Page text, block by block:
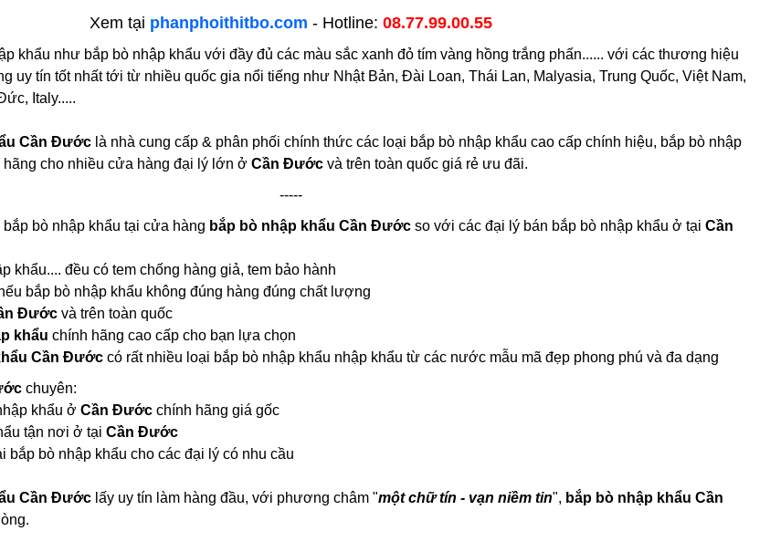
Xem tại phanphoithitbo.com - Hotline:08.77.99.00.55
khẩu như bắp bò nhập khẩu với đầy đủ các màu sắc xanh đỏ tím vàng hồng trắng phấn...... với các thương hiệu
uy tín tốt nhất tới từ nhiều quốc gia nổi tiếng như Nhật Bản, Đài Loan, Thái Lan, Malyasia, Trung Quốc, Việt Nam,
Italy.....
Cần Đướclà nhà cung cấp & phân phối chính thức các loại bắp bò nhập khẩu cao cấp chính hiệu, bắp bò nhập
hãng cho nhiều cửa hàng đại lý lớn ở Cần Đướcvà trên toàn quốc giá rẻ ưu đãi.
-----
bò nhập khẩu tại cửa hàng bắp bò nhập khẩu Cần Đướcso với các đại lý bán bắp bò nhập khẩu ở tại Cần
khẩu.... đều có tem chống hàng giả, tem bảo hành
bắp bò nhập khẩu không đúng hàng đúng chất lượng
Đướcvà trên toàn quốc
khẩu chính hãng cao cấp cho bạn lựa chọn
Cần Đướccó rất nhiều loại bắp bò nhập khẩu nhập khẩu từ các nước mẫu mã đẹp phong phú và đa dạng
chuyên:
khẩu ở Cần Đướcchính hãng giá gốc
tận nơi ở tại Cần Đước
bắp bò nhập khẩu cho các đại lý có nhu cầu
Cần Đướclấy uy tín làm hàng đầu, với phương châm "một chữ tín - vạn niềm tin", bắp bò nhập khẩu Cần